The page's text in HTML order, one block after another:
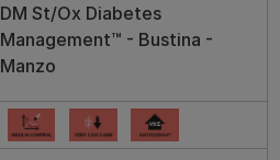
DM St/Ox Diabetes
Management™ - Bustina -
Manzo